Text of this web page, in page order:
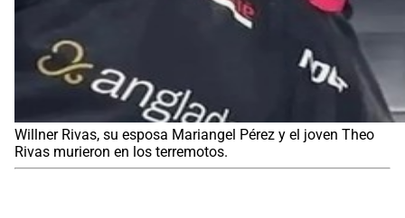
Willner Rivas, su esposa Mariangel Pérez y el joven Theo
Rivas murieron en los terremotos.